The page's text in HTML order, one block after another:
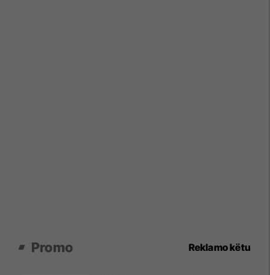
Promo Reklamo këtu